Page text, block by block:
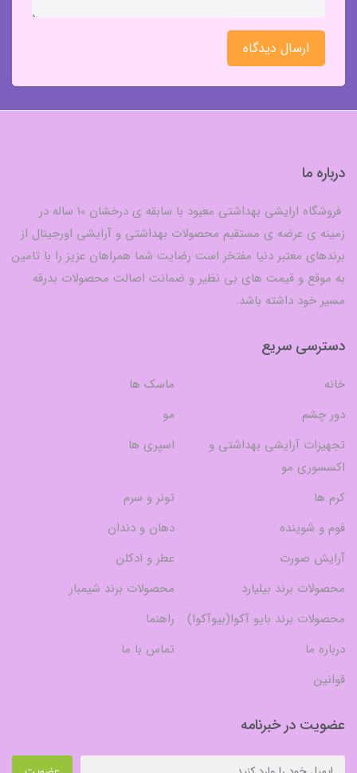
ارسال دیدگاه
درباره ما
فروشگاه ارایشی بهداشتی معبود با سابقه ی درخشان 10 ساله در
زمینه ی عرضه ی مستقیم محصولات بهداشتی و آرایشی اورجینال از
برندهای معتبر دنیا مفتخر است رضایت شما همراهان عزیز را با تامین
به موقع و قیمت های بی نظیر و ضمانت اصالت محصولات بدرقه
مسیر خود داشته باشد.
دسترسی سریع
خانه
ماسک ها
دور چشم
مو
تجهیزات آرایشی بهداشتی و
اکسسوری مو
اسپری ها
کرم ها
تونر و سرم
فوم و شوینده
دهان و دندان
آرایش صورت
عطر و ادکلن
محصولات برند بیلیارد
محصولات برند شیمبار
محصولات برند بایو آکوا(بیوآکوا)
راهنما
درباره ما
تماس با ما
قوانین
عضویت در خبرنامه